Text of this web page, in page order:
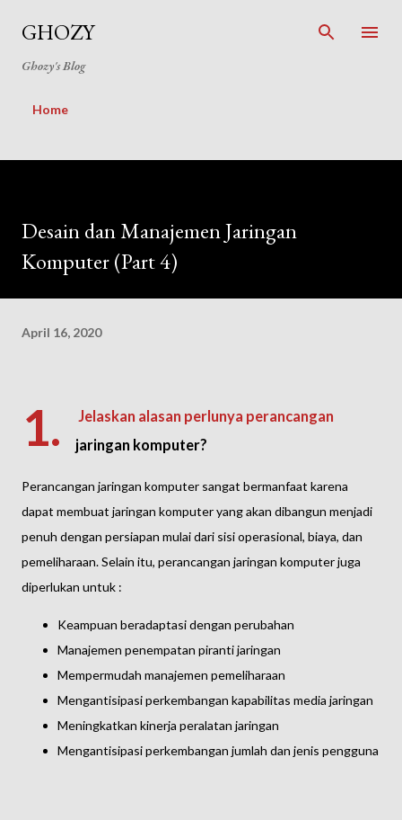
GHOZY
Ghozy's Blog
Home
Desain dan Manajemen Jaringan
Komputer (Part 4)
April 16, 2020
1.
Jelaskan alasan perlunya perancangan
jaringan komputer?
Perancangan jaringan komputer sangat bermanfaat karena
dapat membuat jaringan komputer yang akan dibangun menjadi
penuh dengan persiapan mulai dari sisi operasional, biaya, dan
pemeliharaan. Selain itu, perancangan jaringan komputer juga
diperlukan untuk :
Keampuan beradaptasi dengan perubahan
Manajemen penempatan piranti jaringan
Mempermudah manajemen pemeliharaan
Mengantisipasi perkembangan kapabilitas media jaringan
Meningkatkan kinerja peralatan jaringan
Mengantisipasi perkembangan jumlah dan jenis pengguna